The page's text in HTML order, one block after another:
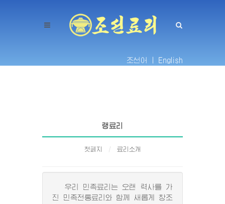
조선어 | English
랭료리
첫페지 료리소개
우리 민족료리는 오랜 력사를 가
진 민족전통료리와 함께 새롭게 창조